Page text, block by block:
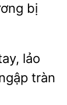
bị
lảo